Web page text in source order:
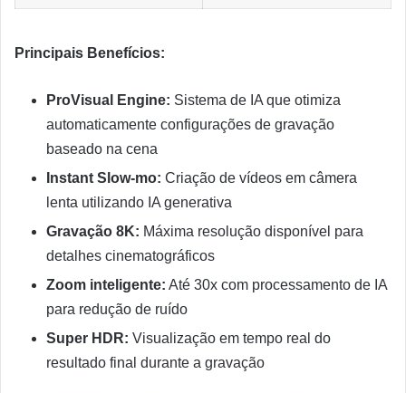
Principais Benefícios:
ProVisual Engine: Sistema de IA que otimiza
automaticamente configurações de gravação
baseado na cena
Instant Slow-mo: Criação de vídeos em câmera
lenta utilizando IA generativa
Gravação 8K: Máxima resolução disponível para
detalhes cinematográficos
Zoom inteligente: Até 30x com processamento de IA
para redução de ruído
Super HDR: Visualização em tempo real do
resultado final durante a gravação